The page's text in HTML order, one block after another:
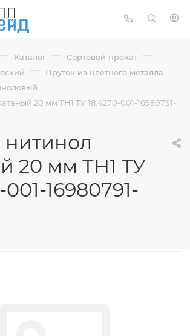
Каталог — Сортовой прокат —
— Пруток из цветного металла
—
20 мм ТН1 ТУ 18.4270-001-16980791-
нитинол
20 мм ТН1 ТУ
16980791-